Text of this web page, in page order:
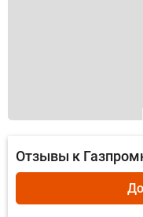
Отзывы к